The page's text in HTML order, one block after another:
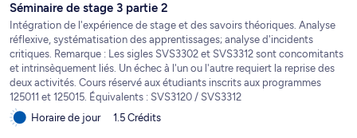
Séminaire de stage 3 partie 2
Intégration de l'expérience de stage et des savoirs théoriques. Analyse
réflexive, systématisation des apprentissages; analyse d'incidents
critiques. Remarque : Les sigles SVS3302 et SVS3312 sont concomitants
et intrinsèquement liés. Un échec à l'un ou l'autre requiert la reprise des
deux activités. Cours réservé aux étudiants inscrits aux programmes
125011 et 125015. Équivalents : SVS3120 / SVS3312
Horaire de jour
1.5 Crédits